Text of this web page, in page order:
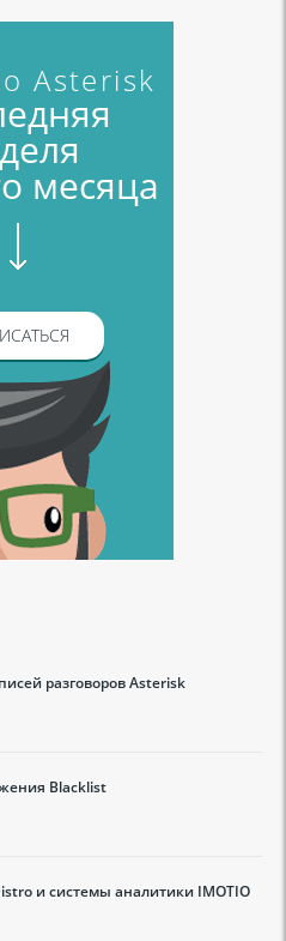
Asterisk
месяца
разговоров Asterisk
Blacklist
и системы аналитики IMOTIO